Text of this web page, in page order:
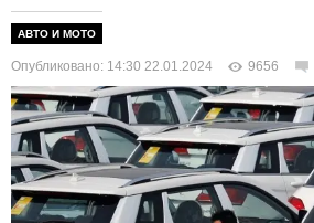
ПОЛИТИКА
ЭКОНОМИКА
В МИРЕ
ОБЩЕСТВО
АВТО И МОТО
Опубликовано: 14:30 22.01.2024 9656